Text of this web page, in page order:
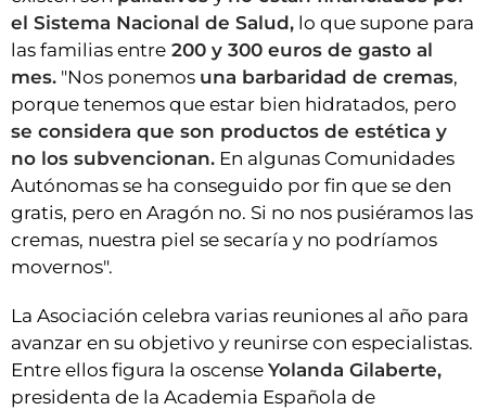
el Sistema Nacional de Salud, lo que supone para
las familias entre 200 y 300 euros de gasto al
mes. "Nos ponemos una barbaridad de cremas,
porque tenemos que estar bien hidratados, pero
se considera que son productos de estética y
no los subvencionan. En algunas Comunidades
Autónomas se ha conseguido por fin que se den
gratis, pero en Aragón no. Si no nos pusiéramos las
cremas, nuestra piel se secaría y no podríamos
movernos".
La Asociación celebra varias reuniones al año para
avanzar en su objetivo y reunirse con especialistas.
Entre ellos figura la oscense Yolanda Gilaberte,
presidenta de la Academia Española de